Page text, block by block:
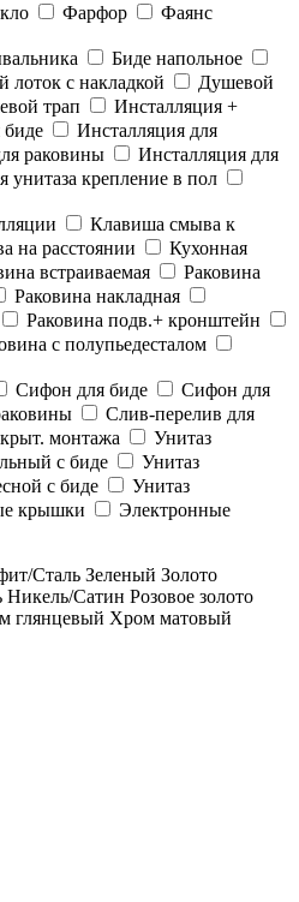
Фарфор
Фаянс
Биде напольное
лоток с накладкой
Душевой
трап
Инсталляция +
биде
Инсталляция для
раковины
Инсталляция для
унитаза крепление в пол
Клавиша смыва к
на расстоянии
Кухонная
встраиваемая
Раковина
Раковина накладная
Раковина подв.+ кронштейн
с полупьедесталом
Сифон для биде
Сифон для
Слив-перелив для
монтажа
Унитаз
с биде
Унитаз
с биде
Унитаз
крышки
Электронные
Сталь Зеленый Золото
Никель/Сатин Розовое золото
глянцевый Хром матовый